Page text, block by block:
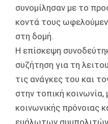
συνομίλησαν με το
κοντά τους
στη δομή.
Η επίσκεψη
συζήτηση για τη
τις ανάγκες του και
στην τοπική
κοινωνικής πρόνοιας
ευάλωτων